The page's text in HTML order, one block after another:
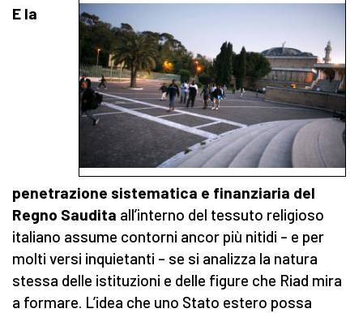
E la
penetrazione sistematica e finanziaria del
Regno Saudita all’interno del tessuto religioso
italiano assume contorni ancor più nitidi – e per
molti versi inquietanti – se si analizza la natura
stessa delle istituzioni e delle figure che Riad mira
a formare. L’idea che uno Stato estero possa